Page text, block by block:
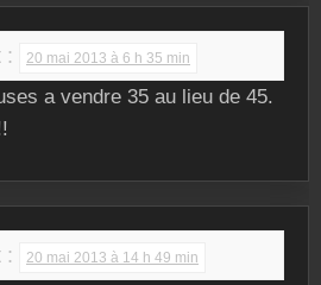
: 20 mai 2013 à 6 h 35 min
a vendre 35 au lieu de 45.
: 20 mai 2013 à 14 h 49 min